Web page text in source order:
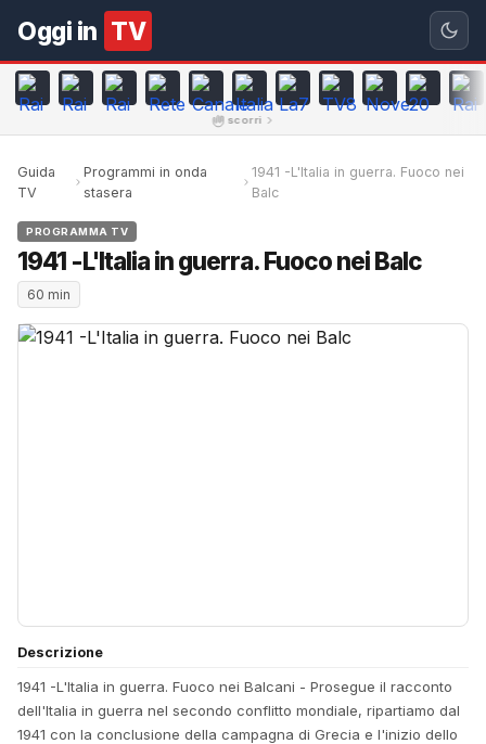
Oggi in TV
scorri
Guida
TV
Programmi in onda
stasera
1941 -L'Italia in guerra. Fuoco nei
Balc
PROGRAMMA TV
1941 -L'Italia in guerra. Fuoco nei Balc
60 min
Descrizione
1941 -L'Italia in guerra. Fuoco nei Balcani - Prosegue il racconto
dell'Italia in guerra nel secondo conflitto mondiale, ripartiamo dal
1941 con la conclusione della campagna di Grecia e l'inizio dello